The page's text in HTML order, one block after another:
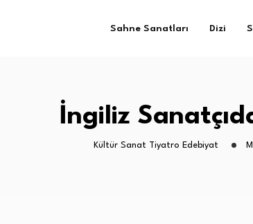
Sahne Sanatları Dizi
İngiliz
Kültür Sanat Tiyatro Edebiyat